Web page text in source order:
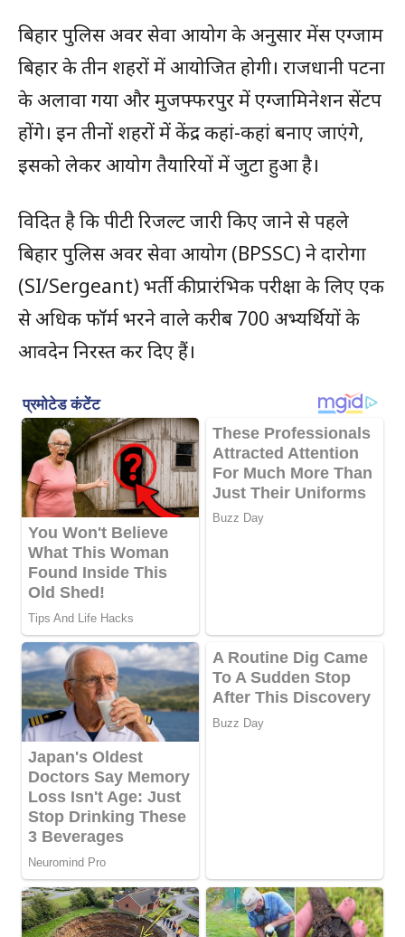
बिहार पुलिस अवर सेवा आयोग के अनुसार मेंस एग्जाम
बिहार के तीन शहरों में आयोजित होगी। राजधानी पटना
के अलावा गया और मुजफ्फरपुर में एग्जामिनेशन सेंटप
होंगे। इन तीनों शहरों में केंद्र कहां-कहां बनाए जाएंगे,
इसको लेकर आयोग तैयारियों में जुटा हुआ है।
विदित है कि पीटी रिजल्ट जारी किए जाने से पहले
बिहार पुलिस अवर सेवा आयोग (BPSSC) ने दारोगा
(SI/Sergeant) भर्ती की प्रारंभिक परीक्षा के लिए एक
से अधिक फॉर्म भरने वाले करीब 700 अभ्यर्थियों के
आवदेन निरस्त कर दिए हैं।